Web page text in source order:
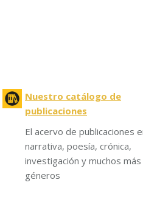
Nuestro catálogo de
publicaciones
El acervo de publicaciones
narrativa, poesía, crónica,
investigación y muchos más
géneros